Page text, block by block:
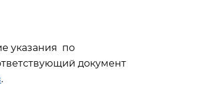
указания по
документ
.